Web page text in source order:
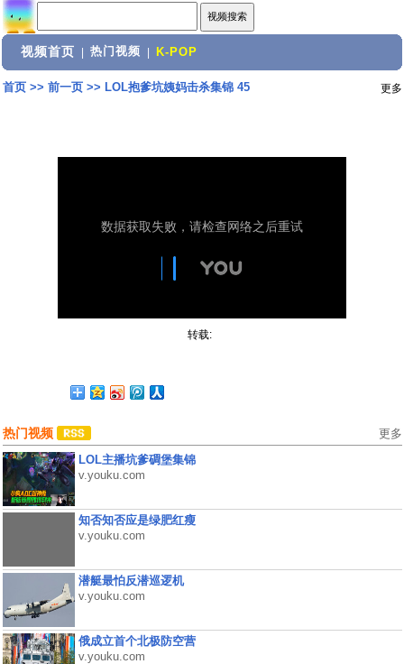
视频首页 热门视频 K-POP
首页>> 前一页>> LOL抱爹坑姨妈击杀集锦 45 更多
转载:
热门视频 更多
LOL主播坑爹碉堡集锦
v.youku.com
知否知否应是绿肥红瘦
v.youku.com
潜艇最怕反潜巡逻机
v.youku.com
俄成立首个北极防空营
v.youku.com